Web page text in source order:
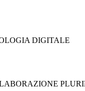
DIGITALE